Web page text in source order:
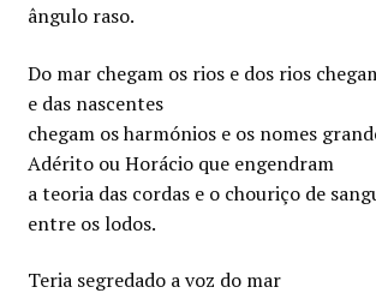
ângulo raso.
Do mar chegam os rios e dos rios
e das nascentes
chegam os harmónios e os nomes
Adérito ou Horácio que engendram
a teoria das cordas e o chouriço de
entre os lodos.
Teria segredado a voz do mar